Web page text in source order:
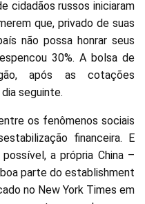
cidadãos russos iniciaram
que, privado de suas
não possa honrar seus
30%. A bolsa de
após as cotações
seguinte.
os fenômenos sociais
financeira. E
a própria China –
parte do establishment
no New York Times em